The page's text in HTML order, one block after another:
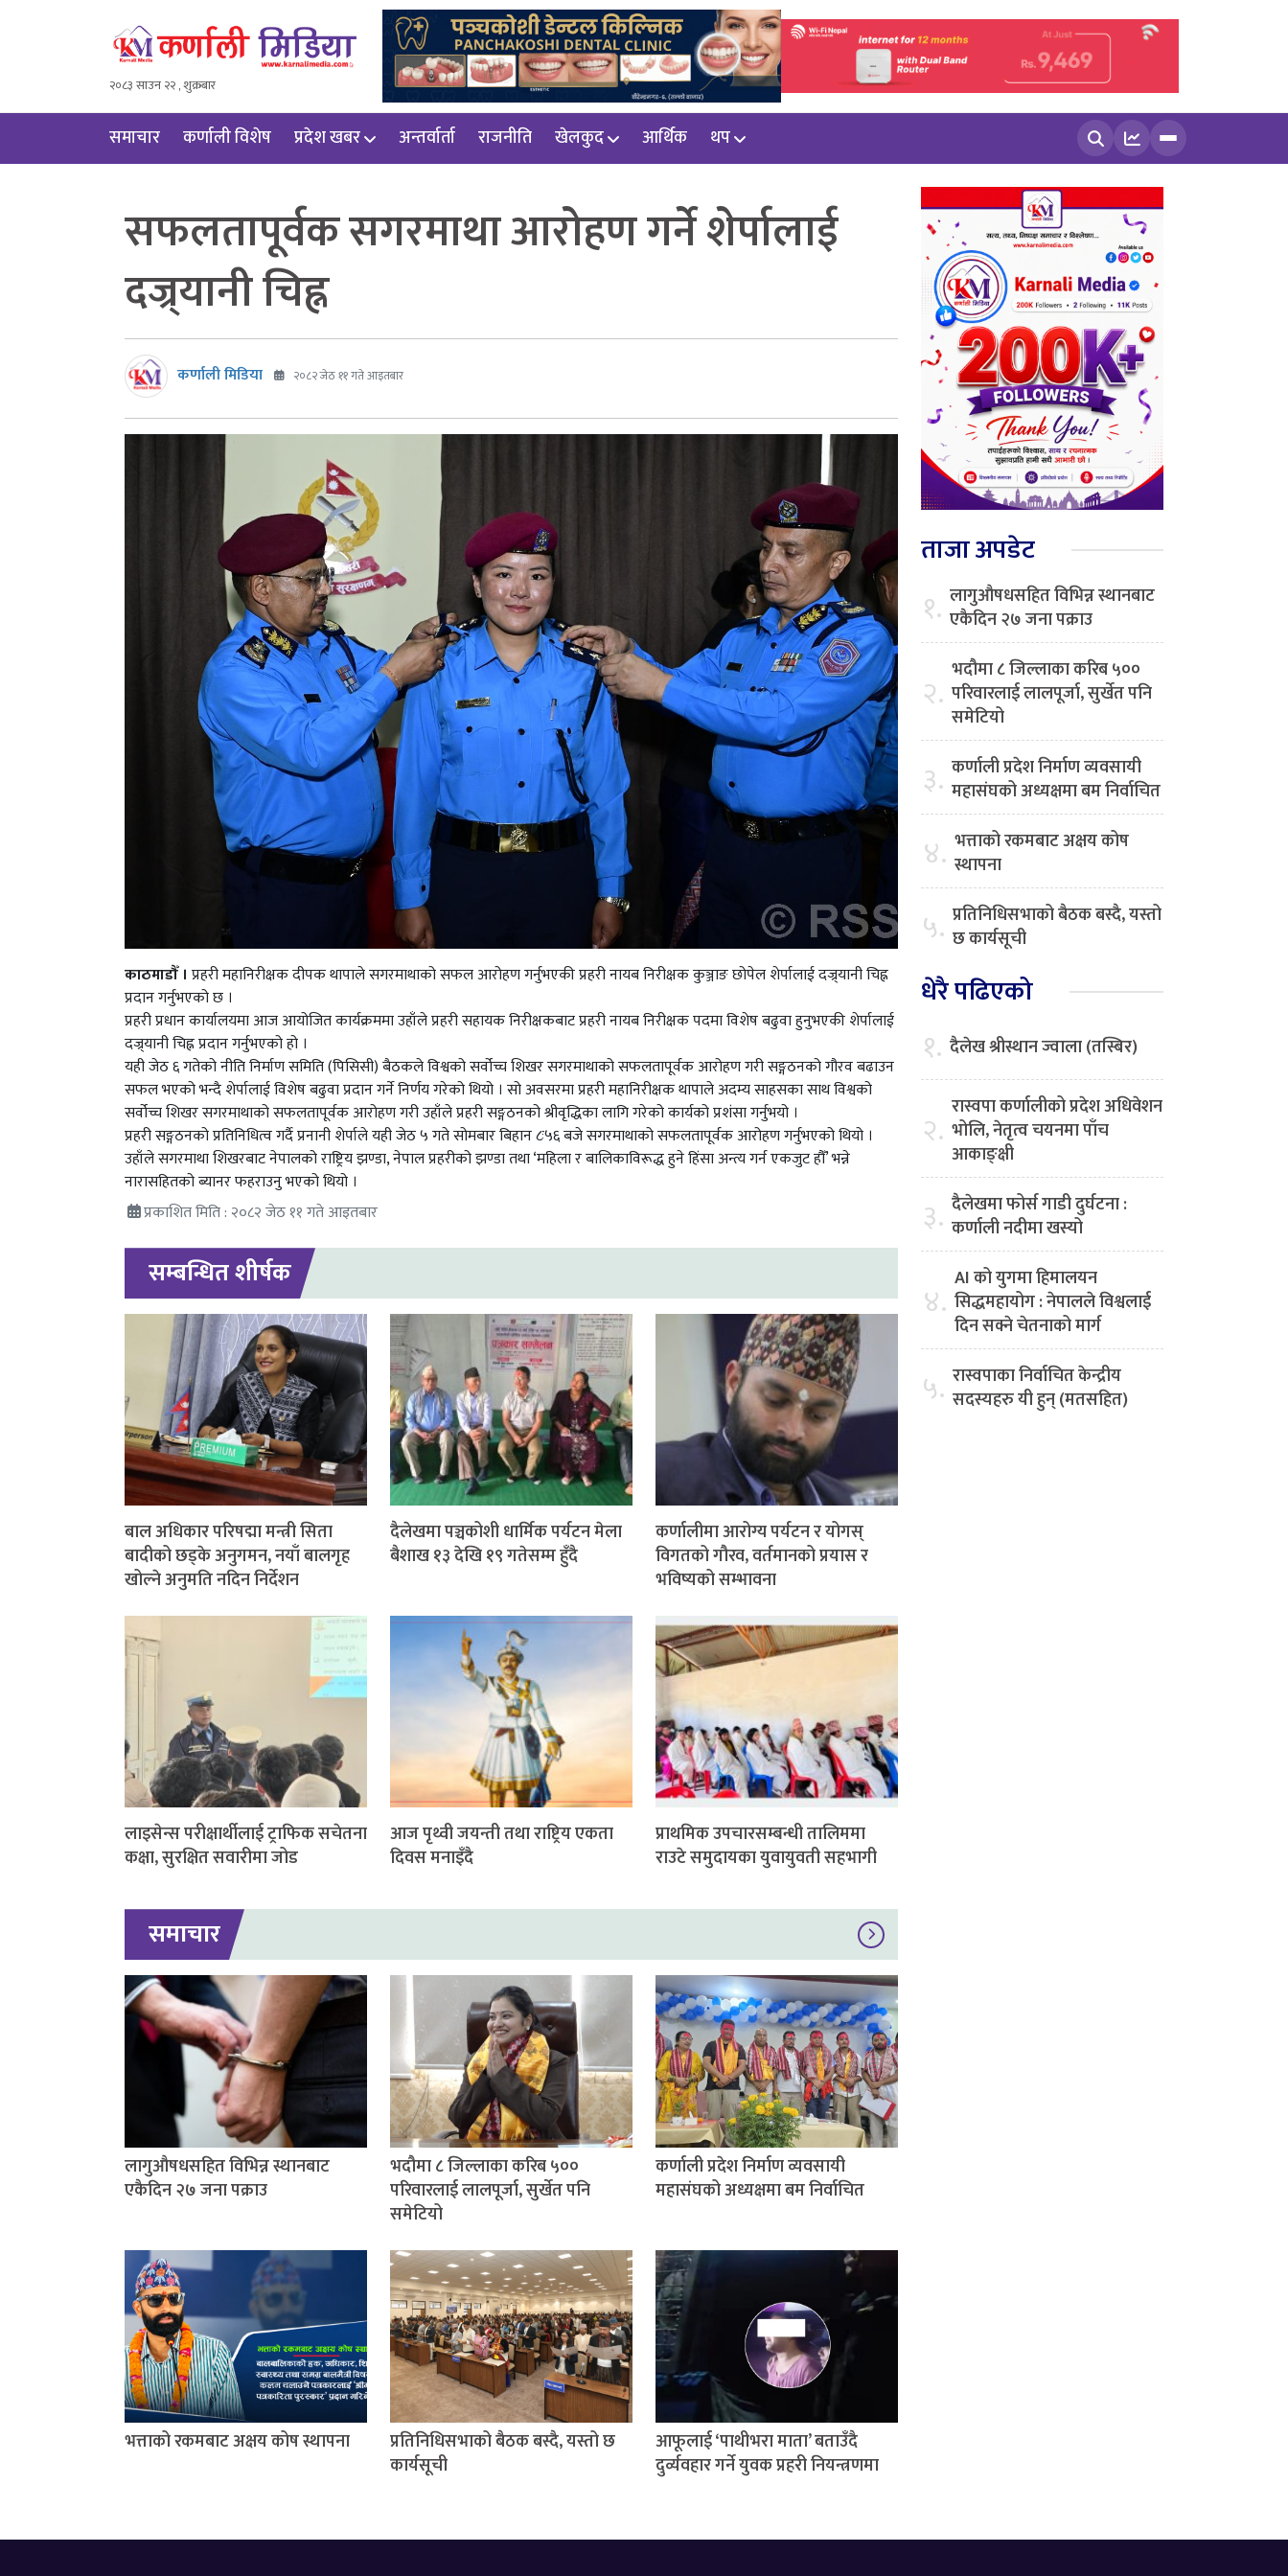
२०८३ साउन २२ , शुक्रबार
समाचार कर्णाली विशेष प्रदेश खबर अन्तर्वार्ता राजनीति खेलकुद आर्थिक थप
खोज्नुहोस
सफलतापूर्वक सगरमाथा आरोहण गर्ने शेर्पालाई
दज्र्यानी चिह्न
कर्णाली मिडिया २०८२ जेठ ११ गते आइतबार
काठमाडौँ । प्रहरी महानिरीक्षक दीपक थापाले सगरमाथाको सफल आरोहण गर्नुभएकी प्रहरी नायब निरीक्षक कुञ्जाङ छोपेल शेर्पालाई दज्र्यानी चिह्न
प्रदान गर्नुभएको छ ।
प्रहरी प्रधान कार्यालयमा आज आयोजित कार्यक्रममा उहाँले प्रहरी सहायक निरीक्षकबाट प्रहरी नायब निरीक्षक पदमा विशेष बढुवा हुनुभएकी शेर्पालाई
दज्र्यानी चिह्न प्रदान गर्नुभएको हो ।
यही जेठ ६ गतेको नीति निर्माण समिति (पिसिसी) बैठकले विश्वको सर्वोच्च शिखर सगरमाथाको सफलतापूर्वक आरोहण गरी सङ्गठनको गौरव बढाउन
सफल भएको भन्दै शेर्पालाई विशेष बढुवा प्रदान गर्ने निर्णय गरेको थियो । सो अवसरमा प्रहरी महानिरीक्षक थापाले अदम्य साहसका साथ विश्वको
सर्वोच्च शिखर सगरमाथाको सफलतापूर्वक आरोहण गरी उहाँले प्रहरी सङ्गठनको श्रीवृद्धिका लागि गरेको कार्यको प्रशंसा गर्नुभयो ।
प्रहरी सङ्गठनको प्रतिनिधित्व गर्दै प्रनानी शेर्पाले यही जेठ ५ गते सोमबार बिहान ८ः५६ बजे सगरमाथाको सफलतापूर्वक आरोहण गर्नुभएको थियो ।
उहाँले सगरमाथा शिखरबाट नेपालको राष्ट्रिय झण्डा, नेपाल प्रहरीको झण्डा तथा ‘महिला र बालिकाविरूद्ध हुने हिंसा अन्त्य गर्न एकजुट हौँ’ भन्ने
नारासहितको ब्यानर फहराउनु भएको थियो ।
प्रकाशित मिति : २०८२ जेठ ११ गते आइतबार
सम्बन्धित शीर्षक
बाल अधिकार परिषद्मा मन्त्री सिता
बादीको छड्के अनुगमन, नयाँ बालगृह
खोल्ने अनुमति नदिन निर्देशन
दैलेखमा पञ्चकोशी धार्मिक पर्यटन मेला
बैशाख १३ देखि १९ गतेसम्म हुँदै
कर्णालीमा आरोग्य पर्यटन र योगस्
विगतको गौरव, वर्तमानको प्रयास र
भविष्यको सम्भावना
लाइसेन्स परीक्षार्थीलाई ट्राफिक सचेतना
कक्षा, सुरक्षित सवारीमा जोड
आज पृथ्वी जयन्ती तथा राष्ट्रिय एकता
दिवस मनाइँदै
प्राथमिक उपचारसम्बन्धी तालिममा
राउटे समुदायका युवायुवती सहभागी
समाचार
लागुऔषधसहित विभिन्न स्थानबाट
एकैदिन २७ जना पक्राउ
भदौमा ८ जिल्लाका करिब ५००
परिवारलाई लालपूर्जा, सुर्खेत पनि
समेटियो
कर्णाली प्रदेश निर्माण व्यवसायी
महासंघको अध्यक्षमा बम निर्वाचित
भत्ताको रकमबाट अक्षय कोष स्थापना
प्रतिनिधिसभाको बैठक बस्दै, यस्तो छ
कार्यसूची
आफूलाई ‘पाथीभरा माता’ बताउँदै
दुर्व्यवहार गर्ने युवक प्रहरी नियन्त्रणमा
ताजा अपडेट
१. लागुऔषधसहित विभिन्न स्थानबाट
एकैदिन २७ जना पक्राउ
२. भदौमा ८ जिल्लाका करिब ५००
परिवारलाई लालपूर्जा, सुर्खेत पनि
समेटियो
३. कर्णाली प्रदेश निर्माण व्यवसायी
महासंघको अध्यक्षमा बम निर्वाचित
४. भत्ताको रकमबाट अक्षय कोष
स्थापना
५. प्रतिनिधिसभाको बैठक बस्दै, यस्तो
छ कार्यसूची
धेरै पढिएको
१. दैलेख श्रीस्थान ज्वाला (तस्बिर)
२. रास्वपा कर्णालीको प्रदेश अधिवेशन
भोलि, नेतृत्व चयनमा पाँच
आकाङ्क्षी
३. दैलेखमा फोर्स गाडी दुर्घटना :
कर्णाली नदीमा खस्यो
४. AI को युगमा हिमालयन
सिद्धमहायोग : नेपालले विश्वलाई
दिन सक्ने चेतनाको मार्ग
५. रास्वपाका निर्वाचित केन्द्रीय
सदस्यहरु यी हुन् (मतसहित)